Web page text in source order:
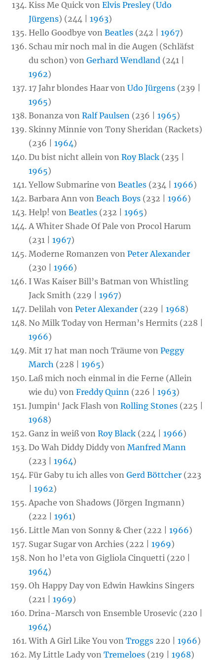
Kiss Me Quick vonElvis Presley(Udo
Jürgens) (244 |1963)
Hello Goodbye vonBeatles (242 |1967)
Schau mir noch mal in die Augen (Schläfst
du schon) vonGerhard Wendland (241 |
1962)
17 Jahr blondes Haar vonUdo Jürgens (239 |
1965)
Bonanza vonRalf Paulsen (236 |1965)
Skinny Minnie von Tony Sheridan (Rackets)
(236 |1964)
Du bist nicht allein vonRoy Black (235 |
1965)
Yellow Submarine vonBeatles (234 |1966)
Barbara Ann vonBeach Boys (232 |1966)
Help! vonBeatles (232 |1965)
A Whiter Shade Of Pale von Procol Harum
(231 |1967)
Moderne Romanzen vonPeter Alexander
(230 |1966)
I Was Kaiser Bill’s Batman von Whistling
Jack Smith (229 |1967)
Delilah vonPeter Alexander (229 |1968)
No Milk Today von Herman’s Hermits (228 |
1966)
Mit 17 hat man noch Träume vonPeggy
March (228 |1965)
Laß mich noch einmal in die Ferne (Allein
wie du) vonFreddy Quinn (226 |1963)
Jumpin‘ Jack Flash vonRolling Stones (225 |
1968)
Ganz in weiß vonRoy Black (224 |1966)
Do Wah Diddy Diddy vonManfred Mann
(223 |1964)
Für Gaby tu ich alles vonGerd Böttcher (223
|1962)
Apache von Shadows (Jörgen Ingmann)
(222 |1961)
Little Man von Sonny & Cher (222 |1966)
Sugar Sugar von Archies (222 |1969)
Non ho l’eta von Gigliola Cinquetti (220 |
1964)
Oh Happy Day von Edwin Hawkins Singers
(221 |1969)
Drina-Marsch von Ensemble Urosevic (220 |
1964)
With A Girl Like You vonTroggs 220 |1966)
My Little Lady vonTremeloes (219 |1968)